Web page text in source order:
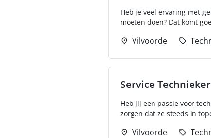
Heb je veel ervaring met
moeten doen? Dat komt
Vilvoorde
Service
Heb jij een passie voor
zorgen dat ze steeds in
Vilvoorde